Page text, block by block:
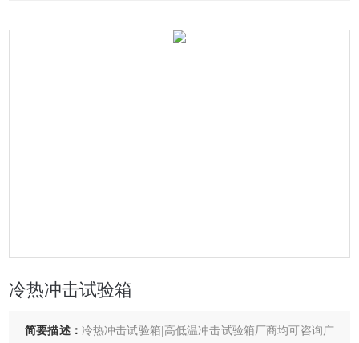
冷热冲击试验箱
简要描述： 冷热冲击试验箱|高低温冲击试验箱厂商均可咨询广